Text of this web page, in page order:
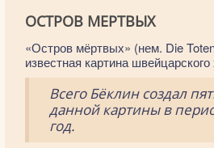
ОСТРОВ МЕРТВЫХ
«Остров мёртвых» (нем. Die
известная картина
Всего Бёклин создал
данной картины в
год.